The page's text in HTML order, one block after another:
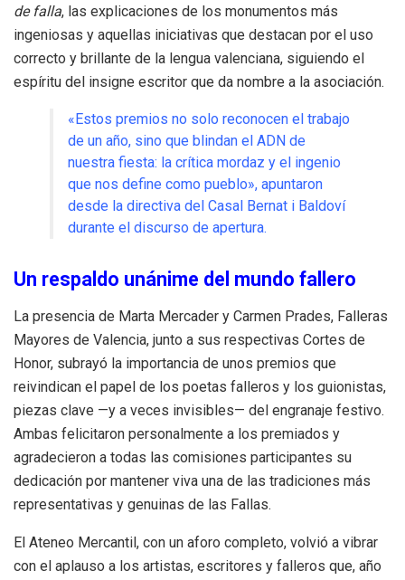
de falla, las explicaciones de los monumentos más
ingeniosas y aquellas iniciativas que destacan por el uso
correcto y brillante de la lengua valenciana, siguiendo el
espíritu del insigne escritor que da nombre a la asociación.
«Estos premios no solo reconocen el trabajo
de un año, sino que blindan el ADN de
nuestra fiesta: la crítica mordaz y el ingenio
que nos define como pueblo», apuntaron
desde la directiva del Casal Bernat i Baldoví
durante el discurso de apertura.
Un respaldo unánime del mundo fallero
La presencia de Marta Mercader y Carmen Prades, Falleras
Mayores de Valencia, junto a sus respectivas Cortes de
Honor, subrayó la importancia de unos premios que
reivindican el papel de los poetas falleros y los guionistas,
piezas clave —y a veces invisibles— del engranaje festivo.
Ambas felicitaron personalmente a los premiados y
agradecieron a todas las comisiones participantes su
dedicación por mantener viva una de las tradiciones más
representativas y genuinas de las Fallas.
El Ateneo Mercantil, con un aforo completo, volvió a vibrar
con el aplauso a los artistas, escritores y falleros que, año